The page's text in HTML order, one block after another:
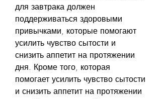
для завтрака должен
поддерживаться здоровыми
привычками, которые помогают
усилить чувство сытости и
снизить аппетит на протяжении
дня. Кроме того, которая
помогает усилить чувство сытости
и снизить аппетит на протяжении